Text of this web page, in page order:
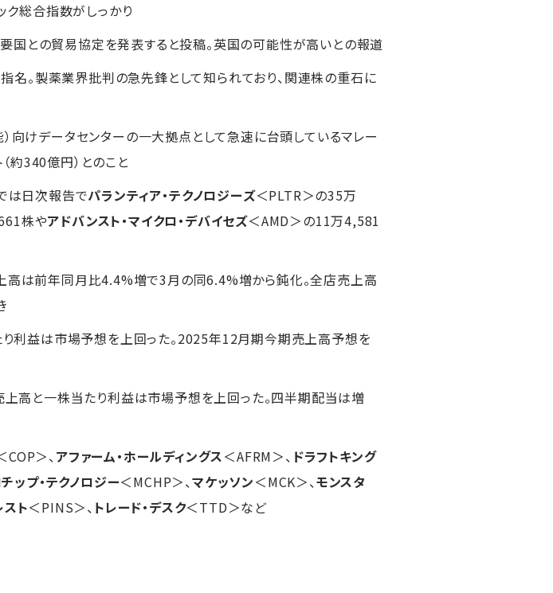
ク総合指数がしっかり
との貿易協定を発表すると投稿。英国の可能性が高いとの報道
。製薬業界批判の急先鋒として知られており、関連株の重石に
向けデータセンターの一大拠点として急速に台頭しているマレー
約340億円）とのこと
は日次報告でパランティア・テクノロジーズ＜PLTR＞の35万
株やアドバンスト・マイクロ・デバイセズ＜AMD＞の11万4,581
は前年同月比4.4%増で3月の同6.4%増から鈍化。全店売上高
利益は市場予想を上回った。2025年12月期今期売上高予想を
高と一株当たり利益は市場予想を上回った。四半期配当は増
COP＞、アファーム・ホールディングス＜AFRM＞、 ドラフトキング
ップ・テクノロジー＜MCHP＞、マケッソン＜MCK＞、モンスタ
ト＜PINS＞、 トレード・デスク＜TTD＞など